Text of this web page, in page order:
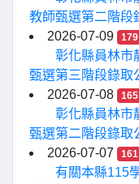
教師甄選第二階段
2026-07-09
179
彰化縣員林市
甄選第三階段錄取
2026-07-08
165
彰化縣員林市
甄選第二階段錄取
2026-07-07
161
有關本縣115